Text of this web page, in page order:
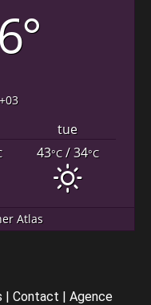
tue
43°C/ 34°C
Atlas
| Contact | Agence